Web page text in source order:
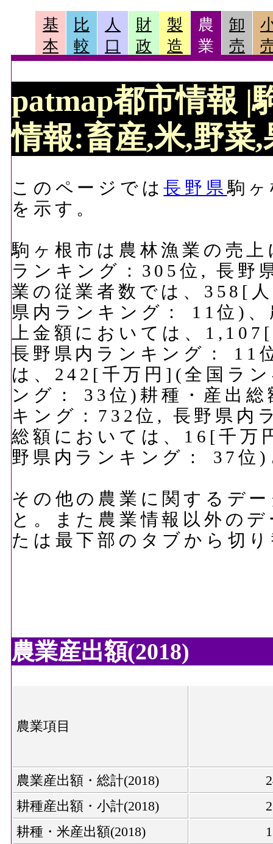
基
本
比
較
人
口
財
政
製
造
農
業
卸
売
patmap都市情報 |
情報:畜産,米,野菜,
このページでは長野県駒
を示す。
駒ヶ根市は農林漁業の売
ランキング：305位, 長野
業の従業者数では、358[
県内ランキング： 11位)
上金額においては、
長野県内ランキング： 11
は、242[千万円](全国ラ
ング： 33位)耕種・産出
キング：732位, 長野県内
総額においては、16[千
野県内ランキング： 37位
その他の農業に関するデ
と。また農業情報以外の
たは最下部のタブから切
農業産出額(2018)
農業項目
農業産出額・総計(2018)
耕種産出額・小計(2018)
耕種・米産出額(2018)